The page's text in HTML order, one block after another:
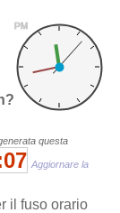
PM
questa
Aggiornare la
il fuso orario